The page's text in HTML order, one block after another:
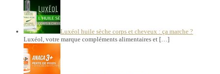
Luxéol huile sèche corps et cheveux : ça marche ?
Luxéol, votre marque compléments alimentaires et […]